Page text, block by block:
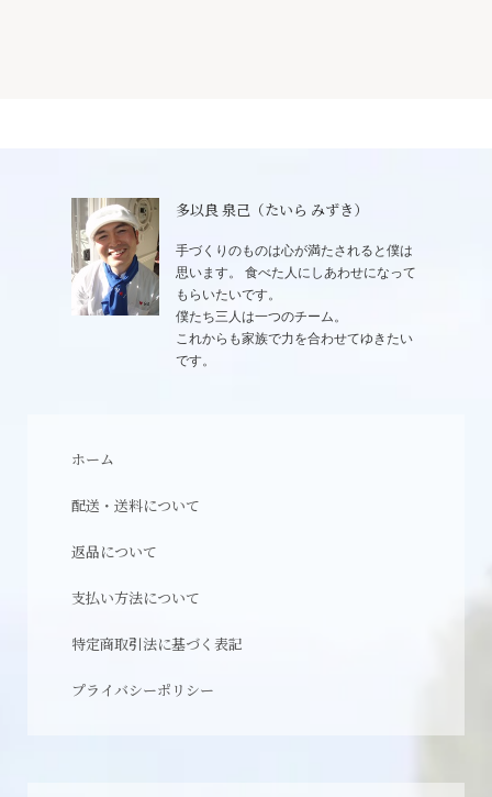
多以良 泉己（たいら みずき）
手づくりのものは心が満たされると僕は
思います。 食べた人にしあわせになって
もらいたいです。
僕たち三人は一つのチーム。
これからも家族で力を合わせてゆきたい
です。
ホーム
配送・送料について
返品について
支払い方法について
特定商取引法に基づく表記
プライバシーポリシー